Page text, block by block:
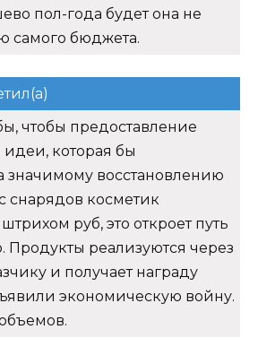
пол-года будет она не
самого бюджета.
чтобы предоставление
которая бы
значимому восстановлению
снарядов косметик
руб, это откроет путь
реализуются через
и получает награду
экономическую войну.